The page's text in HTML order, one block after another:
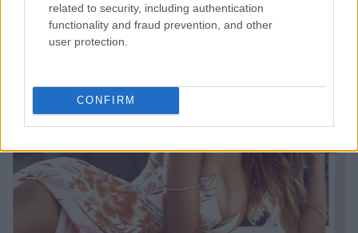
related to security, including authentication
functionality and fraud prevention, and other
user protection.
CONFIRM